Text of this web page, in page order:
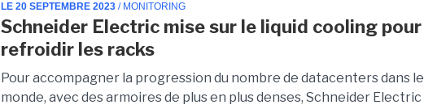
LE 20 SEPTEMBRE 2023 / MONITORING
Schneider Electric mise sur le liquid cooling pour
refroidir les racks
Pour accompagner la progression du nombre de datacenters dans le
monde, avec des armoires de plus en plus denses, Schneider Electric